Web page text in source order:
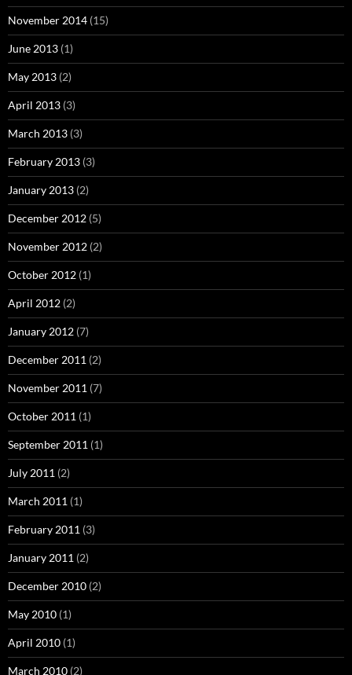
November 2014 (15)
June 2013 (1)
May 2013 (2)
April 2013 (3)
March 2013 (3)
February 2013 (3)
January 2013 (2)
December 2012 (5)
November 2012 (2)
October 2012 (1)
April 2012 (2)
January 2012 (7)
December 2011 (2)
November 2011 (7)
October 2011 (1)
September 2011 (1)
July 2011 (2)
March 2011 (1)
February 2011 (3)
January 2011 (2)
December 2010 (2)
May 2010 (1)
April 2010 (1)
March 2010 (2)